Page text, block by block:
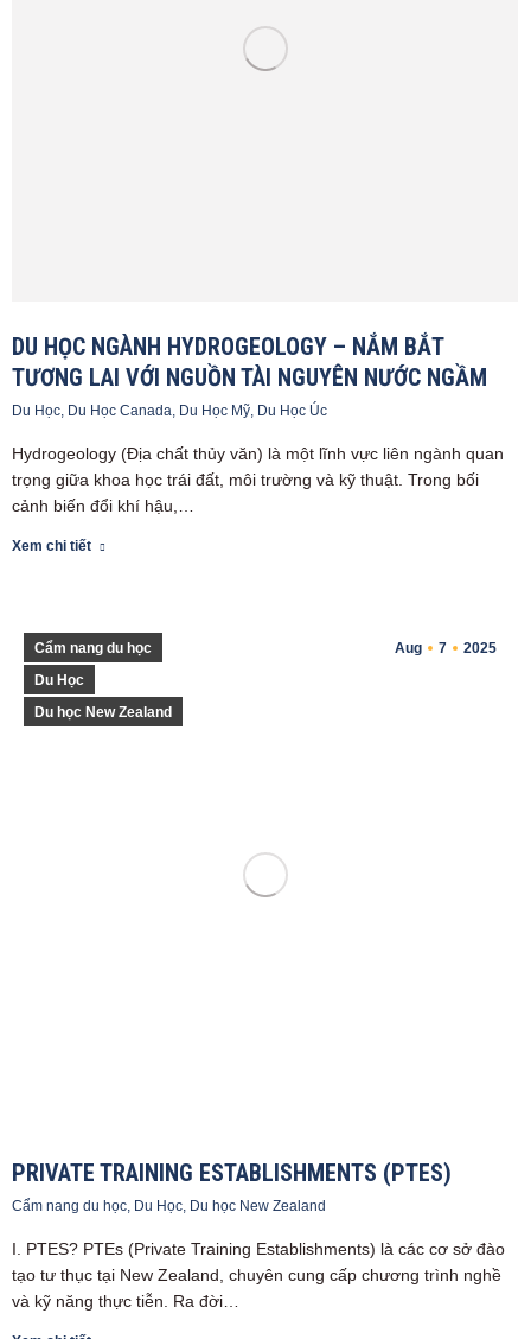
DU HỌC NGÀNH HYDROGEOLOGY – NẮM BẮT
TƯƠNG LAI VỚI NGUỒN TÀI NGUYÊN NƯỚC NGẦM
Du Học, Du Học Canada, Du Học Mỹ, Du Học Úc
Hydrogeology (Địa chất thủy văn) là một lĩnh vực liên ngành quan
trọng giữa khoa học trái đất, môi trường và kỹ thuật. Trong bối
cảnh biến đổi khí hậu,…
Xem chi tiết
Aug 7 2025
Cẩm nang du học
Du Học
Du học New Zealand
PRIVATE TRAINING ESTABLISHMENTS (PTES)
Cẩm nang du học, Du Học, Du học New Zealand
I. PTES? PTEs (Private Training Establishments) là các cơ sở đào
tạo tư thục tại New Zealand, chuyên cung cấp chương trình nghề
và kỹ năng thực tiễn. Ra đời…